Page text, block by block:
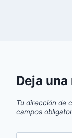
Deja
Tu dirección de
campos